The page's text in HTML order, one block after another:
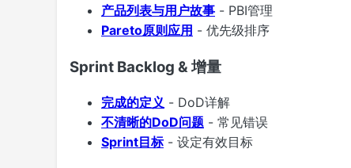
产品列表与用户故事 - PBI管理
Pareto原则应用 - 优先级排序
Sprint Backlog & 增量
完成的定义 - DoD详解
不清晰的DoD问题 - 常见错误
Sprint目标- 设定有效目标